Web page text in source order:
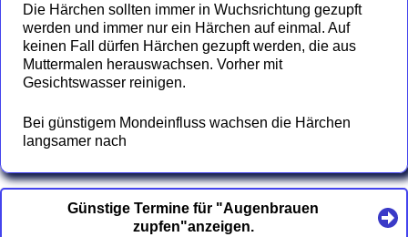
Die Härchen sollten immer in Wuchsrichtung gezupft
werden und immer nur ein Härchen auf einmal. Auf
keinen Fall dürfen Härchen gezupft werden, die aus
Muttermalen herauswachsen. Vorher mit
Gesichtswasser reinigen.
Bei günstigem Mondeinfluss wachsen die Härchen
langsamer nach
Günstige Termine für "Augenbrauen
zupfen"anzeigen.